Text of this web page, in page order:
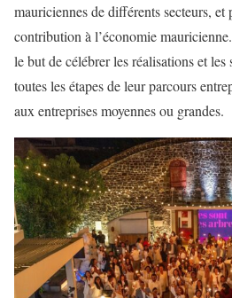
mauriciennes de différents secteurs,
contribution à l’économie
le but de célébrer les réalisations et les
toutes les étapes de leur parcours
aux entreprises moyennes ou grandes.